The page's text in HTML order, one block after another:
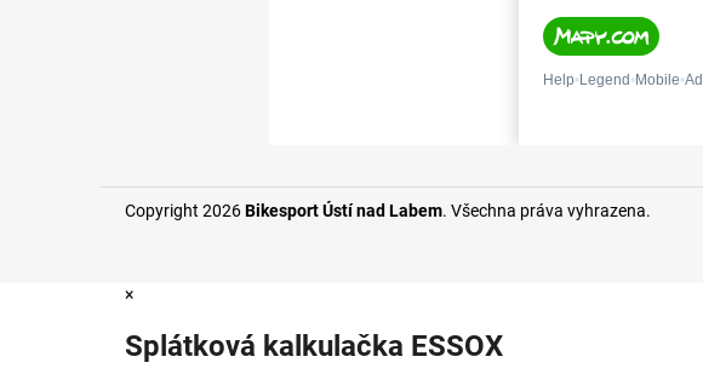
Copyright 2026Bikesport Ústí nad Labem. Všechna práva vyhrazena.
×
Splátková kalkulačka ESSOX